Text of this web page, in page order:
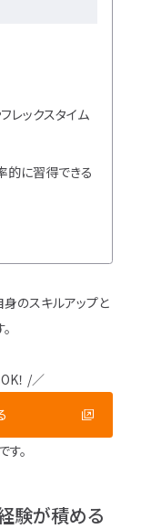
レックスタイム
的に習得できる
のスキルアップと
！ /／
。
験が積める